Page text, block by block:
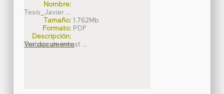
Nombre:
Tesis_Javier ...
Tamaño: 1.762Mb
Formato: PDF
Descripción:
Trabajo de invest ...
Ver documento